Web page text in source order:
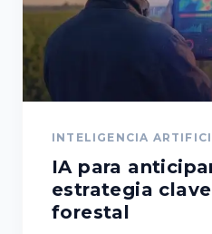
INTELIGENCIA
IA para
estrategia
forestal